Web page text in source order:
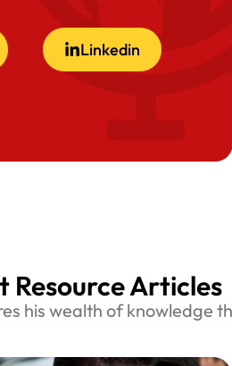
Linkedin
Resource Articles
his wealth of knowledge